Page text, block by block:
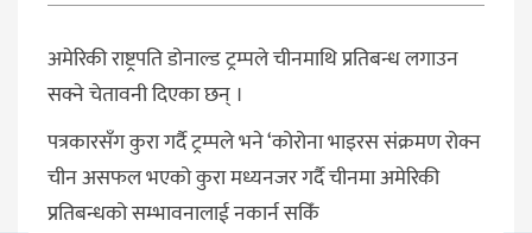
अमेरिकी राष्ट्रपति डोनाल्ड ट्रम्पले चीनमाथि प्रतिबन्ध लगाउन
सक्ने चेतावनी दिएका छन् ।
पत्रकारसँग कुरा गर्दै ट्रम्पले भने ‘कोरोना भाइरस संक्रमण रोक्न
चीन असफल भएको कुरा मध्यनजर गर्दै चीनमा अमेरिकी
प्रतिबन्धको सम्भावनालाई नकार्न सकिँ